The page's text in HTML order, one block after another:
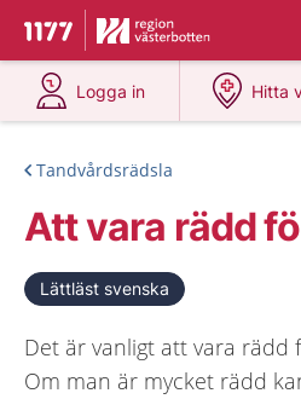
Till startsidan för 1177
Du har valt region
Logga in
på 1177.se
Hitta
på
Tandvårdsrädsla
Att vara rädd
Lättläst svenska
Det är vanligt att vara rädd
Om man är mycket rädd